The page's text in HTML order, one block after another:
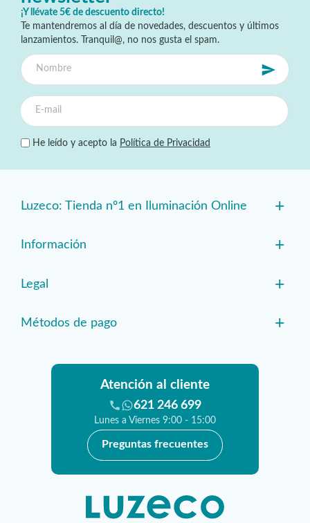
¡Y llévate 5€ de descuento directo!
Te mantendremos al día de novedades, descuentos y últimos
lanzamientos. Tranquil@, no nos gusta el spam.
He leído y acepto la Política de Privacidad
Luzeco: Tienda nº1 en Iluminación Online +
Información +
Legal +
Métodos de pago +
Atención al cliente
621 246 699
Lunes a Viernes 9:00 - 15:00
Preguntas frecuentes